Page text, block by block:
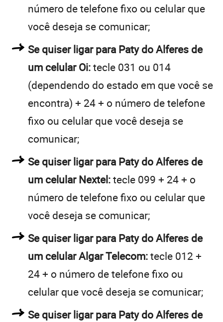
número de telefone fixo ou celular que
você deseja se comunicar;
Se quiser ligar para Paty do Alferes de
um celular Oi:tecle 031 ou 014
(dependendo do estado em que você se
encontra) + 24 + o número de telefone
fixo ou celular que você deseja se
comunicar;
Se quiser ligar para Paty do Alferes de
um celular Nextel:tecle 099 + 24 + o
número de telefone fixo ou celular que
você deseja se comunicar;
Se quiser ligar para Paty do Alferes de
um celular Algar Telecom:tecle 012 +
24 + o número de telefone fixo ou
celular que você deseja se comunicar;
Se quiser ligar para Paty do Alferes de